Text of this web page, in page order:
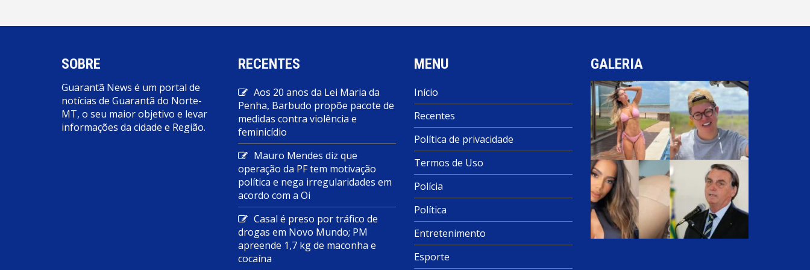
SOBRE
Guarantã News é um portal de
notícias de Guarantã do Norte-
MT, o seu maior objetivo e levar
informações da cidade e Região.
RECENTES
Aos 20 anos da Lei Maria da
Penha, Barbudo propõe pacote de
medidas contra violência e
feminicídio
Mauro Mendes diz que
operação da PF tem motivação
política e nega irregularidades em
acordo com a Oi
Casal é preso por tráfico de
drogas em Novo Mundo; PM
apreende 1,7 kg de maconha e
cocaína
MENU
Início
Recentes
Política de privacidade
Termos de Uso
Polícia
Política
Entretenimento
Esporte
GALERIA